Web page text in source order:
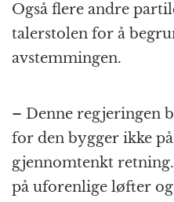
Også flere andre
talerstolen for å
avstemmingen.
– Denne regjeringen
for den bygger ikke
gjennomtenkt
på uforenlige løfter